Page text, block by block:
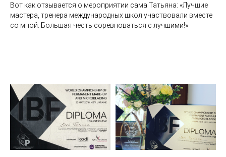
Вот как отзывается о мероприятии сама Татьяна: «Лучшие
мастера, тренера международных школ участвовали вместе
со мной. Большая честь соревноваться с лучшими!»